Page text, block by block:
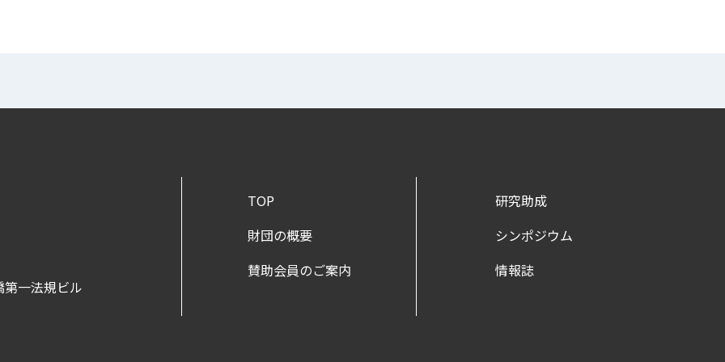
一法規ビル
TOP
財団の概要
賛助会員のご案内
研究助成
シンポジウム
情報誌